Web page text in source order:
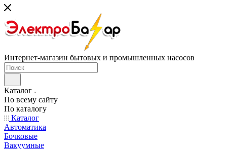
Интернет-магазин бытовых и промышленных насосов
Каталог
По всему сайту
По каталогу
Каталог
Автоматика
Бочковые
Вакуумные